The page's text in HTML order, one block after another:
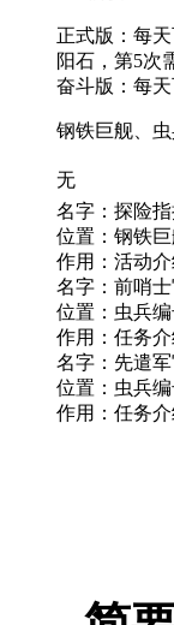
正式版：每
阳石，第5次
奋斗版：每
钢铁巨舰、
无
名字：探险
位置：钢铁
作用：活动
名字：前哨士
位置：虫兵
作用：任务
名字：先遣军
位置：虫兵
作用：任务